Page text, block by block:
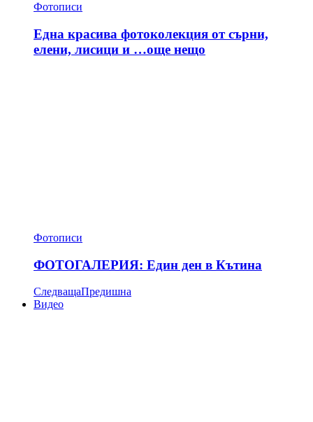
Фотописи
Една красива фотоколекция от сърни,
елени, лисици и …още нещо
Фотописи
ФОТОГАЛЕРИЯ: Един ден в Кътина
СледващаПредишна
Видео